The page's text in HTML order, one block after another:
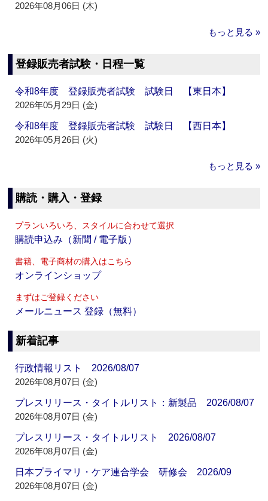
2026年08月06日 (木)
もっと見る »
登録販売者試験・日程一覧
令和8年度 登録販売者試験 試験日 【東日本】
2026年05月29日 (金)
令和8年度 登録販売者試験 試験日 【西日本】
2026年05月26日 (火)
もっと見る »
購読・購入・登録
プランいろいろ、スタイルに合わせて選択
購読申込み（新聞 / 電子版）
書籍、電子商材の購入はこちら
オンラインショップ
まずはご登録ください
メールニュース 登録（無料）
新着記事
行政情報リスト 2026/08/07
2026年08月07日 (金)
プレスリリース・タイトルリスト：新製品 2026/08/07
2026年08月07日 (金)
プレスリリース・タイトルリスト 2026/08/07
2026年08月07日 (金)
日本プライマリ・ケア連合学会 研修会 2026/09
2026年08月07日 (金)